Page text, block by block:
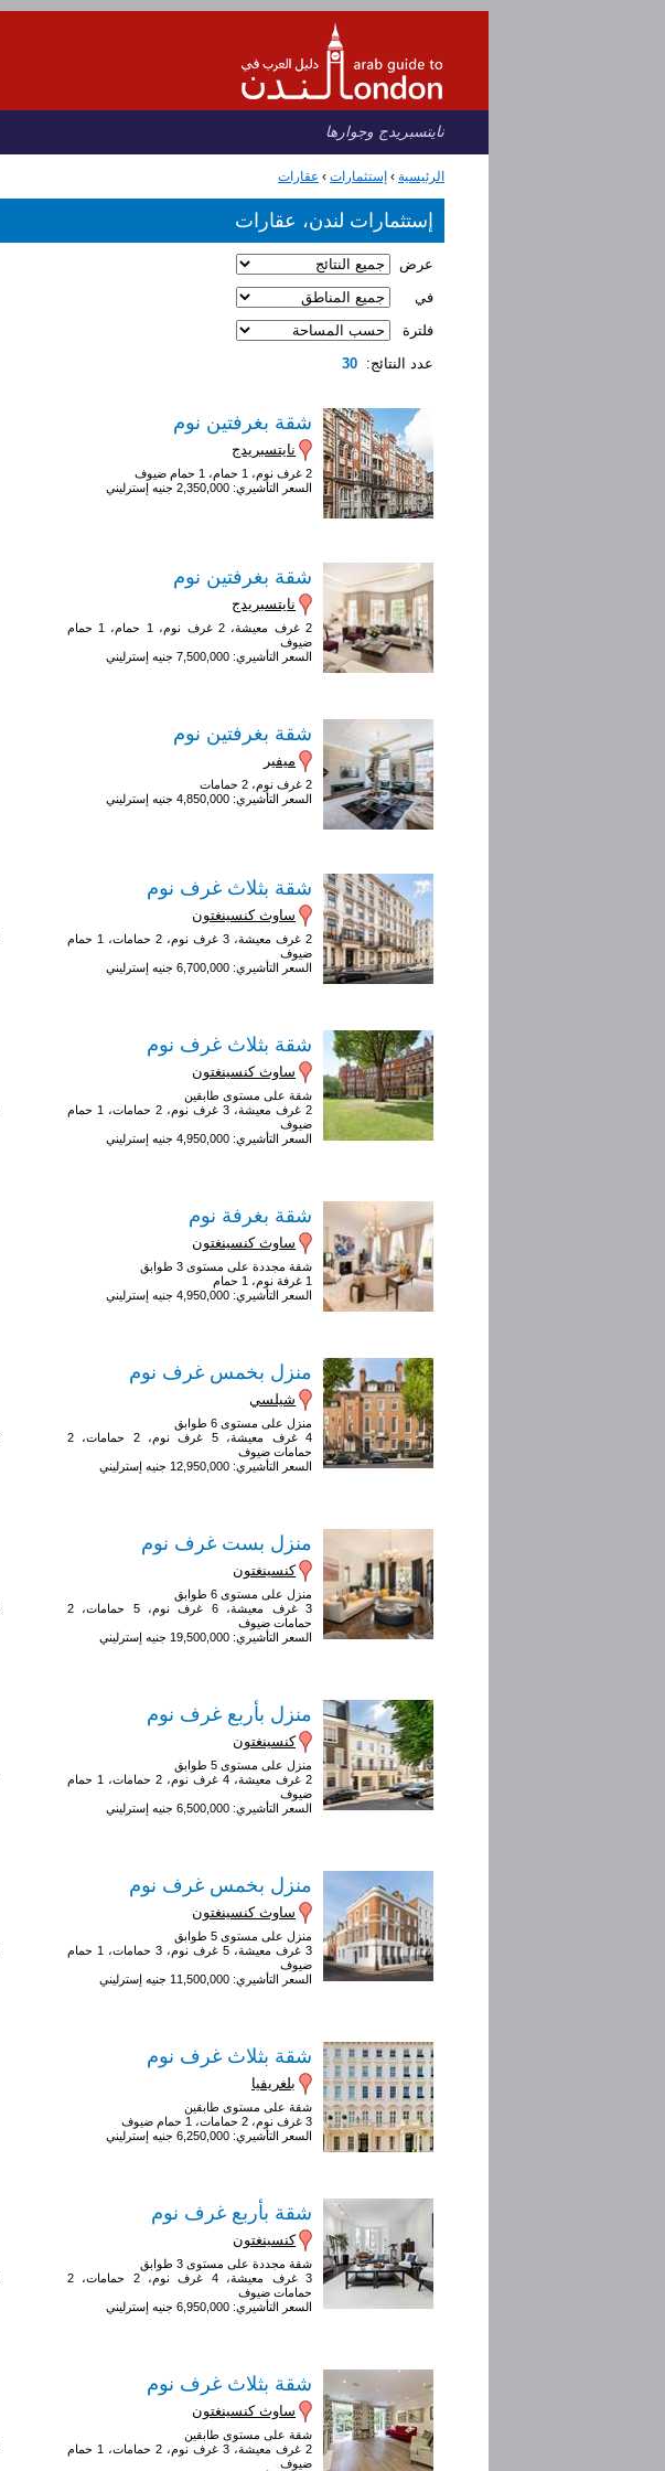
نايتسبريدج وجوارها
الرئيسية › إستثمارات › عقارات
إستثمارات لندن، عقارات
عرض
في
فلترة
عدد النتائج: 30
شقة بغرفتين نوم
نايتسبريدج
2 غرف نوم، 1 حمام، 1 حمام ضيوف
السعر التأشيري: 2,350,000 جنيه إسترليني
شقة بغرفتين نوم
نايتسبريدج
2 غرف معيشة، 2 غرف نوم، 1 حمام، 1 حمام
ضيوف
السعر التأشيري: 7,500,000 جنيه إسترليني
شقة بغرفتين نوم
ميفير
2 غرف نوم، 2 حمامات
السعر التأشيري: 4,850,000 جنيه إسترليني
شقة بثلاث غرف نوم
ساوث كنسينغتون
2 غرف معيشة، 3 غرف نوم، 2 حمامات، 1 حمام
ضيوف
السعر التأشيري: 6,700,000 جنيه إسترليني
شقة بثلاث غرف نوم
ساوث كنسينغتون
شقة على مستوى طابقين
2 غرف معيشة، 3 غرف نوم، 2 حمامات، 1 حمام
ضيوف
السعر التأشيري: 4,950,000 جنيه إسترليني
شقة بغرفة نوم
ساوث كنسينغتون
شقة مجددة على مستوى 3 طوابق
1 غرفة نوم، 1 حمام
السعر التأشيري: 4,950,000 جنيه إسترليني
منزل بخمس غرف نوم
شيلسي
منزل على مستوى 6 طوابق
4 غرف معيشة، 5 غرف نوم، 2 حمامات، 2
حمامات ضيوف
السعر التأشيري: 12,950,000 جنيه إسترليني
منزل بست غرف نوم
كنسينغتون
منزل على مستوى 6 طوابق
3 غرف معيشة، 6 غرف نوم، 5 حمامات، 2
حمامات ضيوف
السعر التأشيري: 19,500,000 جنيه إسترليني
منزل بأربع غرف نوم
كنسينغتون
منزل على مستوى 5 طوابق
2 غرف معيشة، 4 غرف نوم، 2 حمامات، 1 حمام
ضيوف
السعر التأشيري: 6,500,000 جنيه إسترليني
منزل بخمس غرف نوم
ساوث كنسينغتون
منزل على مستوى 5 طوابق
3 غرف معيشة، 5 غرف نوم، 3 حمامات، 1 حمام
ضيوف
السعر التأشيري: 11,500,000 جنيه إسترليني
شقة بثلاث غرف نوم
بلغريفيا
شقة على مستوى طابقين
3 غرف نوم، 2 حمامات، 1 حمام ضيوف
السعر التأشيري: 6,250,000 جنيه إسترليني
شقة بأربع غرف نوم
كنسينغتون
شقة مجددة على مستوى 3 طوابق
3 غرف معيشة، 4 غرف نوم، 2 حمامات، 2
حمامات ضيوف
السعر التأشيري: 6,950,000 جنيه إسترليني
شقة بثلاث غرف نوم
ساوث كنسينغتون
شقة على مستوى طابقين
2 غرف معيشة، 3 غرف نوم، 2 حمامات، 1 حمام
ضيوف